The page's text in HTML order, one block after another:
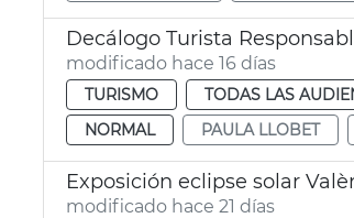
Decálogo Turista
modificado hace 16 días
TURISMO TODAS LAS
NORMAL
PAULA LLOBET
Exposición eclipse solar
modificado hace 21 días